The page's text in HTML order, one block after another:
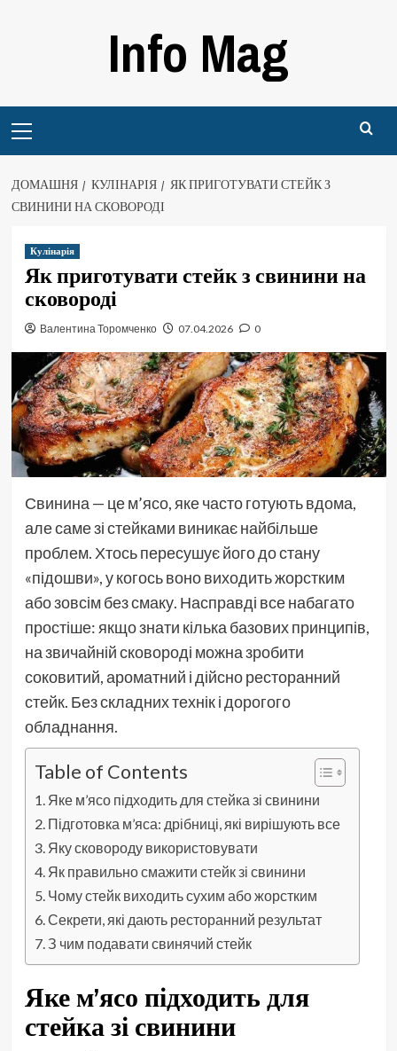
Info Mag
Menu
ДОМАШНЯ КУЛІНАРІЯ
ЯК ПРИГОТУВАТИ СТЕЙК З
СВИНИНИ НА СКОВОРОДІ
Кулінарія
Як приготувати стейк з свинини на
сковороді
Валентина Торомченко 07.04.2026 0
Свинина — це м’ясо, яке часто готують вдома,
але саме зі стейками виникає найбільше
проблем. Хтось пересушує його до стану
«підошви», у когось воно виходить жорстким
або зовсім без смаку. Насправді все набагато
простіше: якщо знати кілька базових принципів,
на звичайній сковороді можна зробити
соковитий, ароматний і дійсно ресторанний
стейк. Без складних технік і дорогого
обладнання.
Table of Contents
Яке м’ясо підходить для стейка зі свинини
Підготовка м’яса: дрібниці, які вирішують все
Яку сковороду використовувати
Як правильно смажити стейк зі свинини
Чому стейк виходить сухим або жорстким
Секрети, які дають ресторанний результат
З чим подавати свинячий стейк
Яке м’ясо підходить для
стейка зі свинини